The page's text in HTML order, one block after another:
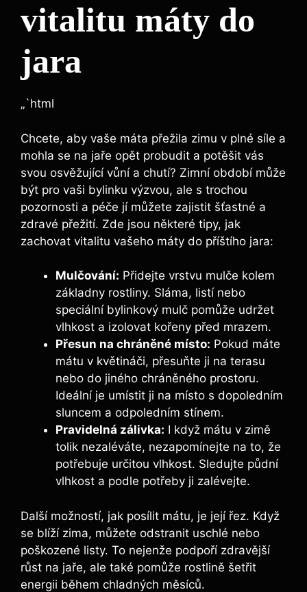
vitalitu máty do
jara
„`html
Chcete, aby vaše máta přežila zimu v plné síle a
mohla se na jaře opět probudit a potěšit vás
svou osvěžující vůní a chutí? Zimní období může
být pro vaši bylinku výzvou, ale s trochou
pozornosti a péče jí můžete zajistit šťastné a
zdravé přežití. Zde jsou některé tipy, jak
zachovat vitalitu vašeho máty do příštího jara:
Mulčování: Přidejte vrstvu mulče kolem
základny rostliny. Sláma, listí nebo
speciální bylinkový mulč pomůže udržet
vlhkost a izolovat kořeny před mrazem.
Přesun na chráněné místo: Pokud máte
mátu v květináči, přesuňte ji na terasu
nebo do jiného chráněného prostoru.
Ideální je umístit ji na místo s dopoledním
sluncem a odpoledním stínem.
Pravidelná zálivka: I když mátu v zimě
tolik nezaléváte, nezapomínejte na to, že
potřebuje určitou vlhkost. Sledujte půdní
vlhkost a podle potřeby ji zalévejte.
Další možností, jak posílit mátu, je její řez. Když
se blíží zima, můžete odstranit uschlé nebo
poškozené listy. To nejenže podpoří zdravější
růst na jaře, ale také pomůže rostlině šetřit
energii během chladných měsíců.